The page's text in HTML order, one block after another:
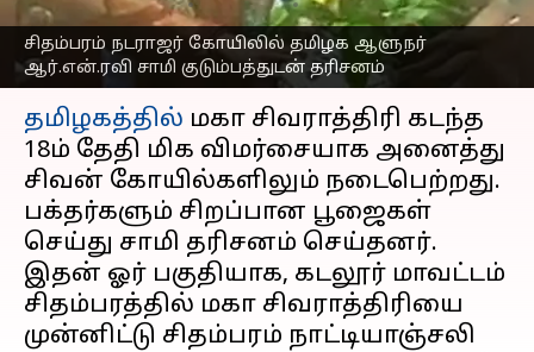
சிதம்பரம் நடராஜர் கோயிலில் தமிழக ஆளுநர்
ஆர்.என்.ரவி சாமி குடும்பத்துடன் தரிசனம்
எழுதியவர் Nivetha P Feb 23, 2023 11:12 am
செய்தி முன்னோட்டம்
தமிழகத்தில் மகா சிவராத்திரி கடந்த
18ம் தேதி மிக விமர்சையாக அனைத்து
சிவன் கோயில்களிலும் நடைபெற்றது.
பக்தர்களும் சிறப்பான பூஜைகள்
செய்து சாமி தரிசனம் செய்தனர்.
இதன் ஓர் பகுதியாக, கடலூர் மாவட்டம்
சிதம்பரத்தில் மகா சிவராத்திரியை
முன்னிட்டு சிதம்பரம் நாட்டியாஞ்சலி